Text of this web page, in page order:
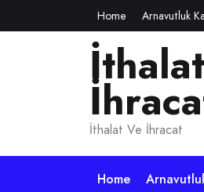
to
Home Arnavutluk
İthalat Ve İhracat
Home